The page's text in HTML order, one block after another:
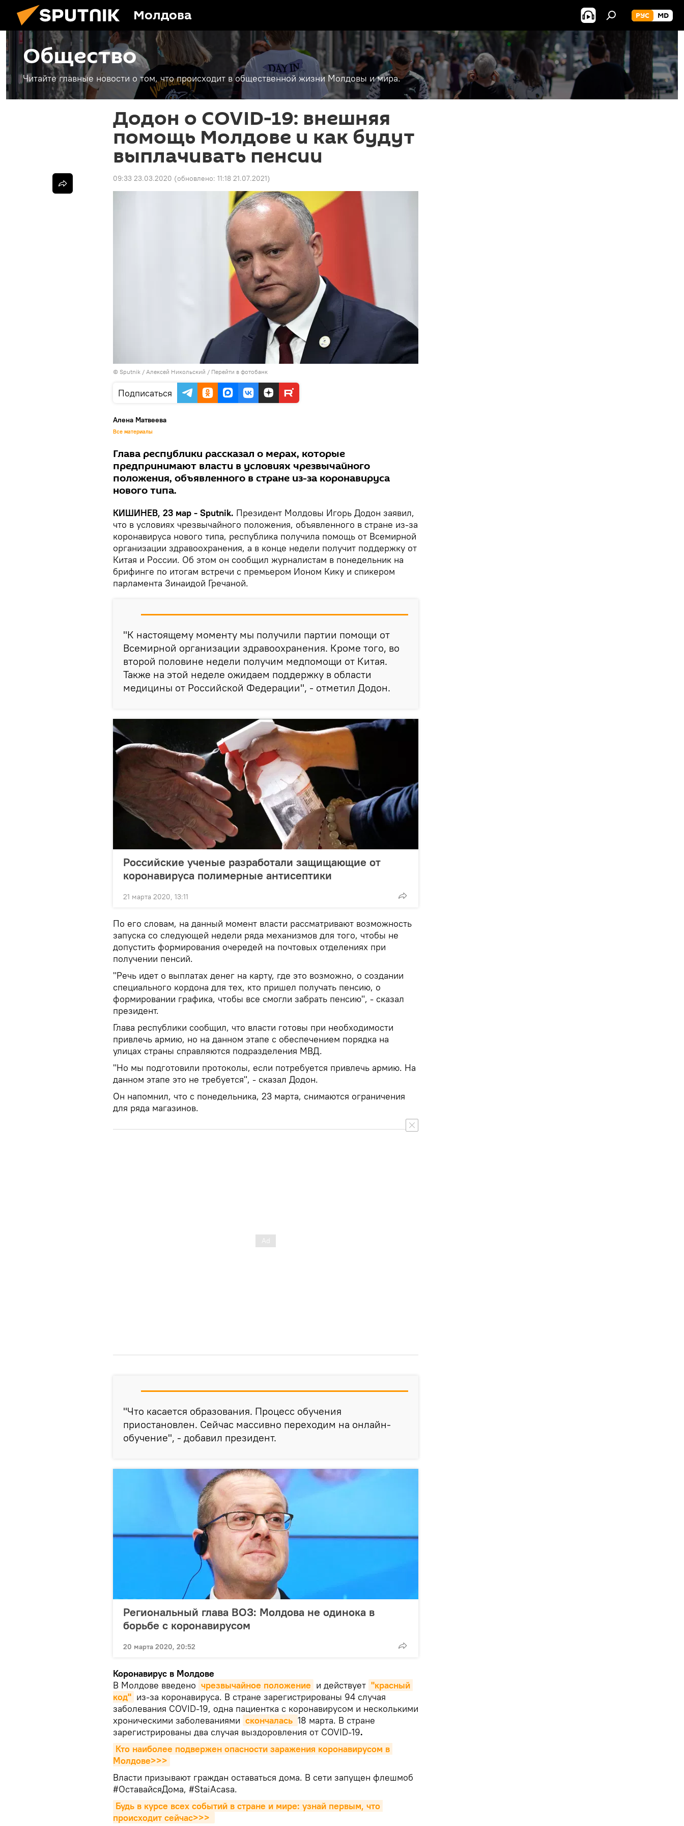
Молдова РУС MD
Общество
Читайте главные новости о том, что происходит в общественной жизни Молдовы и мира.
Додон о COVID-19: внешняя
помощь Молдове и как будут
выплачивать пенсии
09:33 23.03.2020 (обновлено: 11:18 21.07.2021)
© Sputnik / Алексей Никольский / Перейти в фотобанк
Подписаться
Алена Матвеева
Все материалы
Глава республики рассказал о мерах, которые
предпринимают власти в условиях чрезвычайного
положения, объявленного в стране из-за коронавируса
нового типа.
КИШИНЕВ, 23 мар - Sputnik. Президент Молдовы Игорь Додон заявил,
что в условиях чрезвычайного положения, объявленного в стране из-за
коронавируса нового типа, республика получила помощь от Всемирной
организации здравоохранения, а в конце недели получит поддержку от
Китая и России. Об этом он сообщил журналистам в понедельник на
брифинге по итогам встречи с премьером Ионом Кику и спикером
парламента Зинаидой Гречаной.
"К настоящему моменту мы получили партии помощи от
Всемирной организации здравоохранения. Кроме того, во
второй половине недели получим медпомощи от Китая.
Также на этой неделе ожидаем поддержку в области
медицины от Российской Федерации", - отметил Додон.
Российские ученые разработали защищающие от
коронавируса полимерные антисептики
21 марта 2020, 13:11
По его словам, на данный момент власти рассматривают возможность
запуска со следующей недели ряда механизмов для того, чтобы не
допустить формирования очередей на почтовых отделениях при
получении пенсий.
"Речь идет о выплатах денег на карту, где это возможно, о создании
специального кордона для тех, кто пришел получать пенсию, о
формировании графика, чтобы все смогли забрать пенсию", - сказал
президент.
Глава республики сообщил, что власти готовы при необходимости
привлечь армию, но на данном этапе с обеспечением порядка на
улицах страны справляются подразделения МВД.
"Но мы подготовили протоколы, если потребуется привлечь армию. На
данном этапе это не требуется", - сказал Додон.
Он напомнил, что с понедельника, 23 марта, снимаются ограничения
для ряда магазинов.
"Что касается образования. Процесс обучения
приостановлен. Сейчас массивно переходим на онлайн-
обучение", - добавил президент.
Региональный глава ВОЗ: Молдова не одинока в
борьбе с коронавирусом
20 марта 2020, 20:52
Коронавирус в Молдове
В Молдове введено чрезвычайное положение и действует "красный
код" из-за коронавируса. В стране зарегистрированы 94 случая
заболевания COVID-19, одна пациентка с коронавирусом и несколькими
хроническими заболеваниями скончалась 18 марта. В стране
зарегистрированы два случая выздоровления от COVID-19.
Кто наиболее подвержен опасности заражения коронавирусом в
Молдове>>>
Власти призывают граждан оставаться дома. В сети запущен флешмоб
#ОставайсяДома, #StaiAcasa.
Будь в курсе всех событий в стране и мире: узнай первым, что
происходит сейчаc>>>